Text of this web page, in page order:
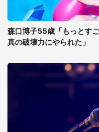
森口博子55歳「もっとす
真の破壊力にやられた」